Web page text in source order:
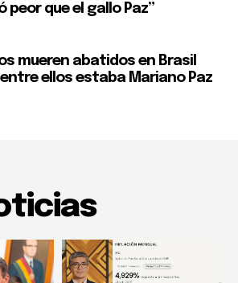
peor que el gallo Paz”
mueren abatidos en Brasil
ellos estaba Mariano Paz